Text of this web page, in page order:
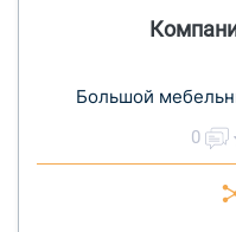
Большой
0